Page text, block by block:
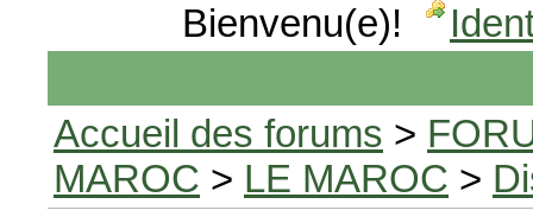
Bienvenu(e)!
Accueil des forums >
MAROC > LE MAROC >